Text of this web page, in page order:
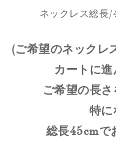
ネックレス総長/
(ご希望のネックレ
カートに
ご希望の長
特に
総長45cmで